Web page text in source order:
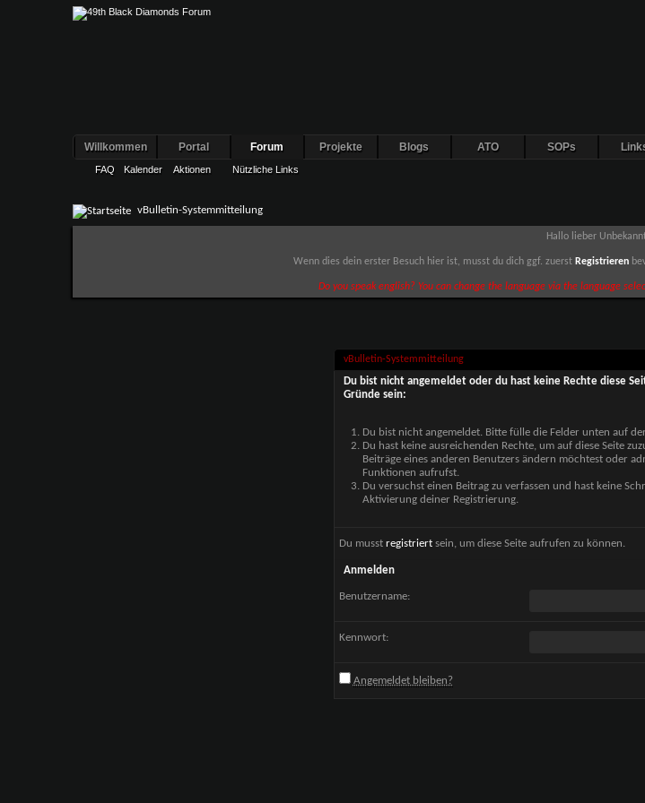
Willkommen Portal Forum
FAQ Kalender Aktionen Nützliche Links
Projekte Blogs ATO SOPs
vBulletin-Systemmitteilung
Hallo lieber
Wenn dies dein erster Besuch hier ist, musst du dich ggf. zuerst Registrieren
Do you speak english? You can change the language via the language
vBulletin-Systemmitteilung
Du bist nicht angemeldet oder du hast keine Rechte diese
Gründe sein:
Du bist nicht angemeldet. Bitte fülle die Felder unten auf
Du hast keine ausreichenden Rechte, um auf diese Seite
Beiträge eines anderen Benutzers ändern möchtest oder
Funktionen aufrufst.
Du versuchst einen Beitrag zu verfassen und hast keine
Aktivierung deiner Registrierung.
Du musst registriertsein, um diese Seite aufrufen zu können.
Anmelden
Benutzername:
Kennwort:
Angemeldet bleiben?